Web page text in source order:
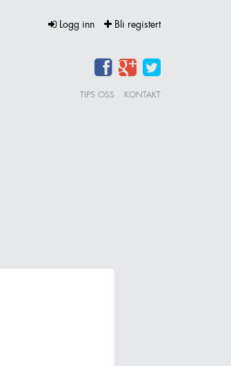
Logg inn Bli registert
TIPS OSS KONTAKT